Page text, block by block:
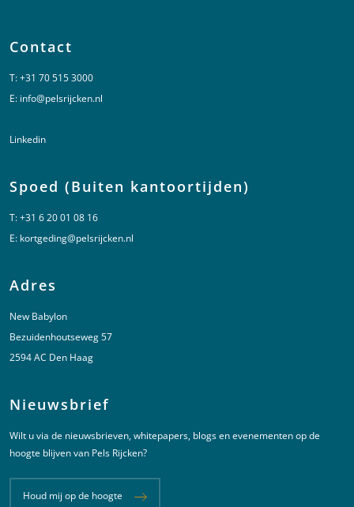
Contact
T:+31 70 515 3000
E: info@pelsrijcken.nl
Linkedin
Spoed (Buiten kantoortijden)
T:+31 6 20 01 08 16
E: kortgeding@pelsrijcken.nl
Adres
New Babylon
Bezuidenhoutseweg 57
2594 AC Den Haag
Nieuwsbrief
Wilt u via de nieuwsbrieven, whitepapers, blogs en evenementen op de
hoogte blijven van Pels Rijcken?
Houd mij op de hoogte